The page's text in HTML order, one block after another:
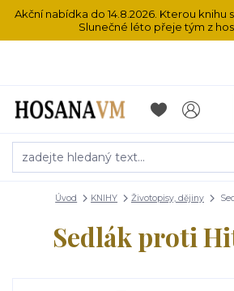
Akční nabídka do 14.8.2026. Kterou knihu
Slunečné léto přeje tým z
Úvod KNIHY Životopisy, dějiny
Sedlák proti